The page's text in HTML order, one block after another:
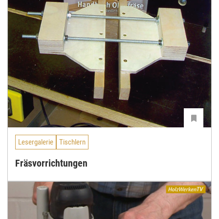
Lesergalerie Tischlern
Fräsvorrichtungen